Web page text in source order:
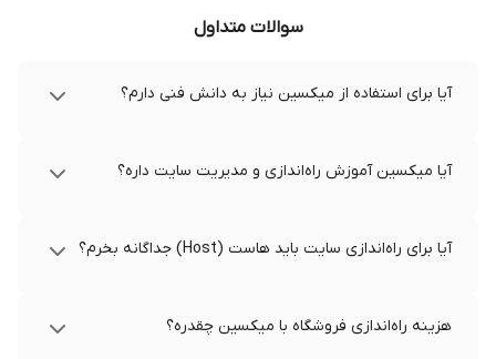
سوالات متداول
آیا برای استفاده از میکسین نیاز به دانش فنی دارم؟
آیا میکسین آموزش راه‌اندازی و مدیریت سایت داره؟
آیا برای راه‌اندازی سایت باید هاست (Host) جداگانه بخرم؟
هزینه راه‌اندازی فروشگاه با میکسین چقدره؟